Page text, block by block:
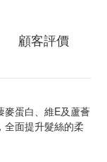
顧客評價
麥蛋白、維E及蘆薈
全面提升髮絲的柔